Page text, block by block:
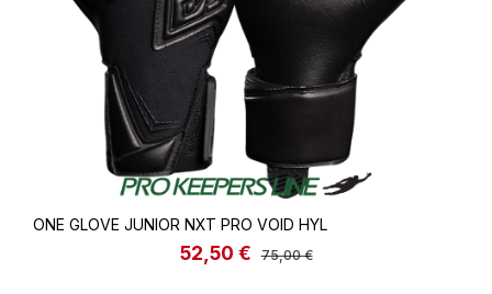
ONE GLOVE JUNIOR NXT PRO VOID HYL
Verkaufspreis:
52,50 € Regulärer Preis:
75,00 €